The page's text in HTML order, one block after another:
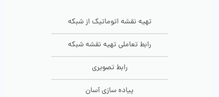
تهیه نقشه اتوماتیک از شبکه
رابط تعاملی تهیه نقشه شبکه
رابط تصویری
پیاده سازی آسان